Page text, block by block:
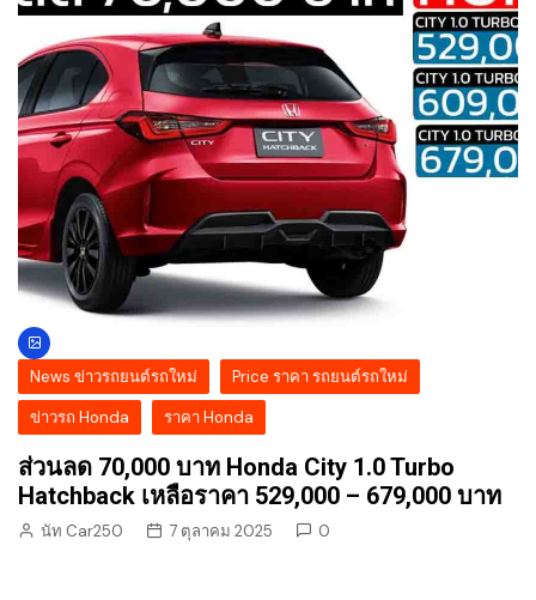
News ข่าวรถยนต์รถใหม่
Price ราคา รถยนต์รถใหม่
ข่าวรถ Honda
ราคา Honda
ส่วนลด 70,000 บาท Honda City 1.0 Turbo
Hatchback เหลือราคา 529,000 – 679,000 บาท
นัท Car250 7 ตุลาคม 2025 0